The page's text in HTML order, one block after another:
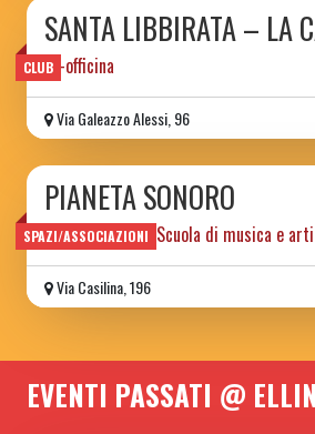
CLUB
SANTA LIBBIRATA – LA
ex-officina
Via Galeazzo Alessi, 96
SPAZI/ASSOCIAZIONI
PIANETA SONORO
Spazio sociale e Scuola di musica e arti
Via Casilina, 196
EVENTI PASSATI @